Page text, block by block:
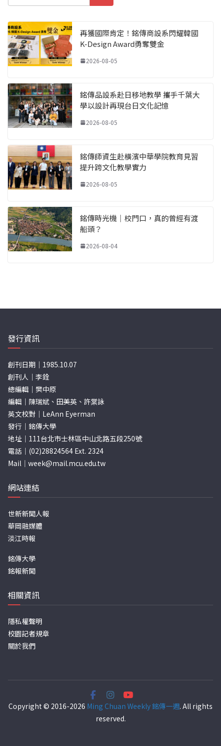
再獲國際肯定！銘傳商設系閃耀韓國
K-Design Award勇奪雙金
2026-08-05
銘傳品設系赴日移地教學 攜手千葉大
學以設計再現台日文化記憶
2026-08-05
銘傳師資生赴橫濱中華學院教育見習
提升跨文化教學實力
2026-08-05
銘傳時光機｜校門口，真的曾經有渡
船頭？
2026-08-04
發行資訊
創刊日期｜1985.10.07
創刊人｜李銓
總編輯｜樊中原
編輯｜陳瑞斌、田美英、許棠詠
英文校對｜LeAnn Eyerman
發行｜銘傳大學
地址｜111台北市士林區中山北路五段250號
電話｜(02)28824564 Ext. 2324
Mail｜ week@mail.mcu.edu.tw
網站連結
世新新聞人報
華岡融媒體
淡江時報
銘傳大學
銘報新聞
相關資訊
隱私權聲明
校園記者規章
關於我們
Copyright © 2016-2026 Ming Chuan Weekly 銘傳一週. All rights
reserved.